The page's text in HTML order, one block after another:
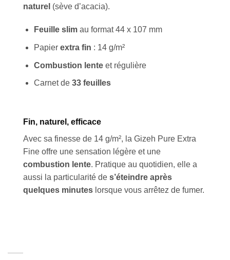
naturel (sève d’acacia).
Feuille slimau format 44 x 107 mm
Papier extra fin : 14 g/m²
Combustion lenteet régulière
Carnet de 33 feuilles
Fin, naturel, efficace
Avec sa finesse de 14 g/m², la Gizeh Pure Extra
Fine offre une sensation légère et une
combustion lente. Pratique au quotidien, elle a
aussi la particularité de s’éteindre après
quelques minutes lorsque vous arrêtez de fumer.